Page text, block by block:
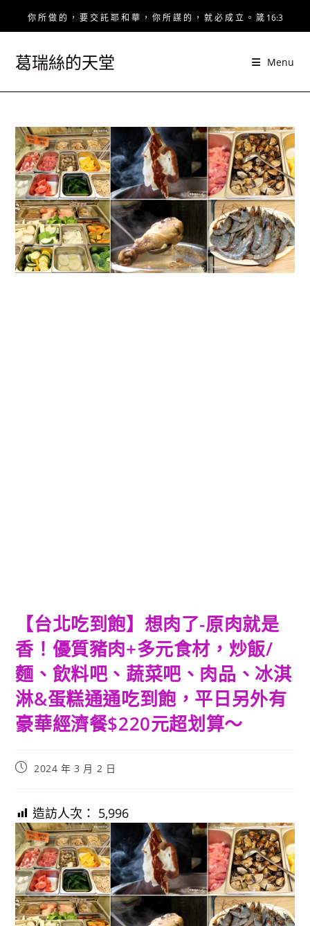
你 所 做 的 ， 要 交 託 耶 和 華 ， 你 所 謀 的 ， 就 必 成 立 。 箴 16:3
葛瑞絲的天堂 Menu
【台北吃到飽】想肉了-原肉就是
香！優質豬肉+多元食材，炒飯/
麵、飲料吧、蔬菜吧、肉品、冰淇
淋&蛋糕通通吃到飽，平日另外有
豪華經濟餐$220元超划算～
Post2024 年 3 月 2 日
造訪人次： 5,996